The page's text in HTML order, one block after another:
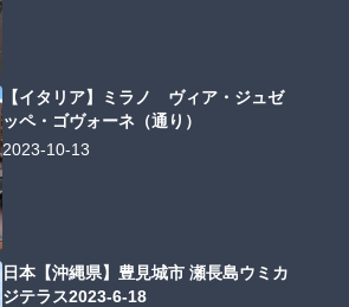
【イタリア】ミラノ ヴィア・ジュゼ
ッペ・ゴヴォーネ（通り）
2023-10-13
日本【沖縄県】豊見城市 瀬長島ウミカ
ジテラス2023-6-18